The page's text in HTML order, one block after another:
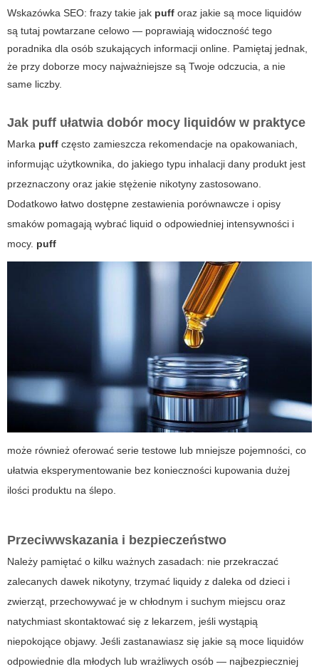
Wskazówka SEO: frazy takie jak puff oraz jakie są moce liquidów
są tutaj powtarzane celowo — poprawiają widoczność tego
poradnika dla osób szukających informacji online. Pamiętaj jednak,
że przy doborze mocy najważniejsze są Twoje odczucia, a nie
same liczby.
Jak puff ułatwia dobór mocy liquidów w praktyce
Marka puff często zamieszcza rekomendacje na opakowaniach,
informując użytkownika, do jakiego typu inhalacji dany produkt jest
przeznaczony oraz jakie stężenie nikotyny zastosowano.
Dodatkowo łatwo dostępne zestawienia porównawcze i opisy
smaków pomagają wybrać liquid o odpowiedniej intensywności i
mocy. puff
może również oferować serie testowe lub mniejsze pojemności, co
ułatwia eksperymentowanie bez konieczności kupowania dużej
ilości produktu na ślepo.
Przeciwwskazania i bezpieczeństwo
Należy pamiętać o kilku ważnych zasadach: nie przekraczać
zalecanych dawek nikotyny, trzymać liquidy z daleka od dzieci i
zwierząt, przechowywać je w chłodnym i suchym miejscu oraz
natychmiast skontaktować się z lekarzem, jeśli wystąpią
niepokojące objawy. Jeśli zastanawiasz się jakie są moce liquidów
odpowiednie dla młodych lub wrażliwych osób — najbezpieczniej